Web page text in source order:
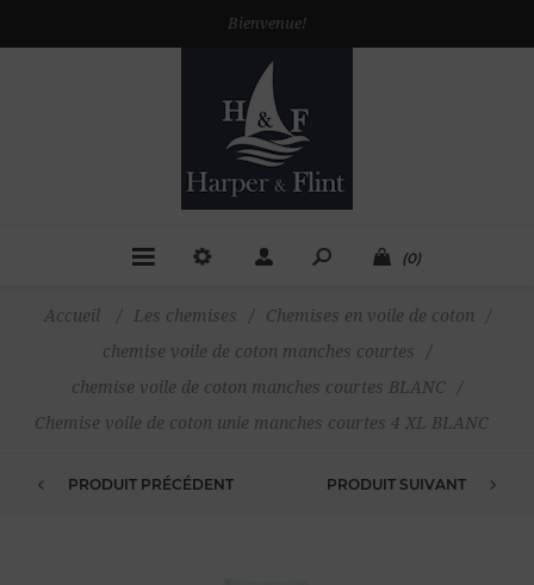
Bienvenue!
(0)
Accueil / Les chemises / Chemises en voile de coton
/
chemise voile de coton manches courtes
/
chemise voile de coton manches courtes BLANC
/
Chemise voile de coton unie manches courtes 4 XL BLANC
PRODUIT PRÉCÉDENT PRODUIT SUIVANT